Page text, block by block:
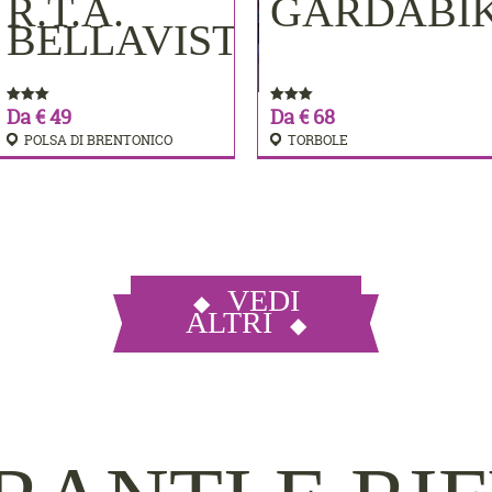
R.T.A.
BELLAVISTA
Da € 49
POLSA DI BRENTONICO
PRENOTA
Da € 68
TORBOLE
PRENOTA
VEDI
ALTRI